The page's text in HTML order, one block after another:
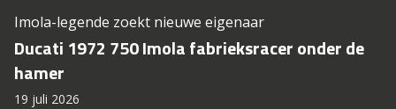
Imola-legende zoekt nieuwe eigenaar
Ducati 1972 750 Imola fabrieksracer onder de
hamer
19 juli 2026